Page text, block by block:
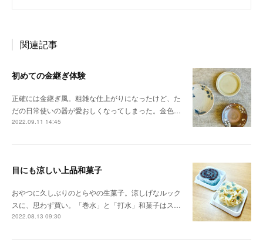
関連記事
初めての金継ぎ体験
正確には金継ぎ風。粗雑な仕上がりになったけど、た
だの日常使いの器が愛おしくなってしまった。金色…
2022.09.11 14:45
目にも涼しい上品和菓子
おやつに久しぶりのとらやの生菓子。涼しげなルック
スに、思わず買い。「巻水」と「打水」和菓子はス…
2022.08.13 09:30